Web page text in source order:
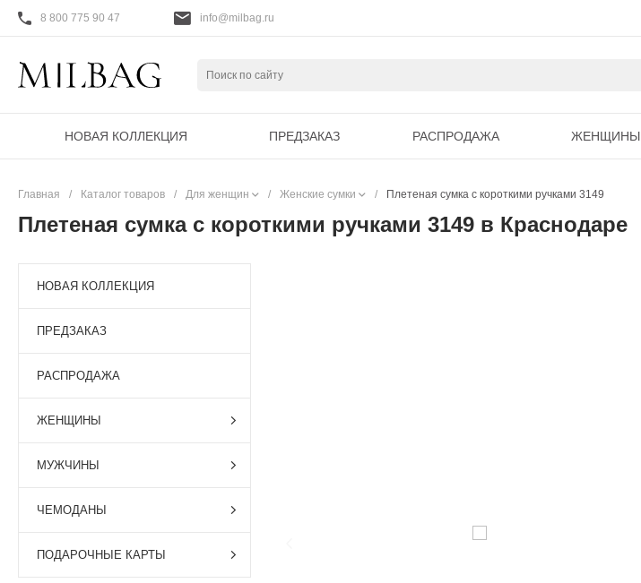
8 800 775 90 47 info@milbag.ru
НОВАЯ КОЛЛЕКЦИЯ ПРЕДЗАКАЗ РАСПРОДАЖА ЖЕНЩИНЫ
Главная / Каталог товаров / Для женщин / Женские сумки / Плетеная сумка c короткими ручками 3149
Плетеная сумка c короткими ручками 3149 в Краснодаре
НОВАЯ КОЛЛЕКЦИЯ
ПРЕДЗАКАЗ
РАСПРОДАЖА
ЖЕНЩИНЫ
МУЖЧИНЫ
ЧЕМОДАНЫ
ПОДАРОЧНЫЕ КАРТЫ